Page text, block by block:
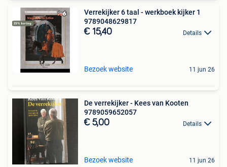
Verrekijker 6 taal - werkboek kijker 1
9789048629817
€ 15,40 Details
Bezoek website 11 jun 26
De verrekijker - Kees van Kooten
9789059652057
€ 5,00 Details
Bezoek website 11 jun 26